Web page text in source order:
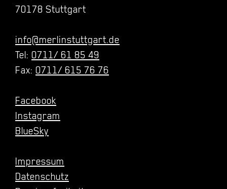
70178 Stuttgart
info@merlinstuttgart.de
Tel: 0711/ 61 85 49
Fax: 0711/ 615 76 76
Facebook
Instagram
BlueSky
Impressum
Datenschutz